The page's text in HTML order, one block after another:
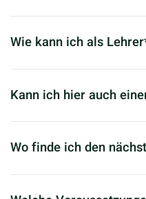
Wie kann ich als
Kann ich hier auch
Wo finde ich den